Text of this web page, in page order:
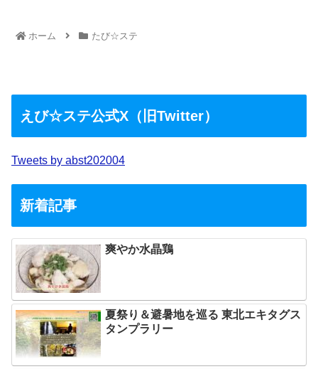
ホーム たび☆ステ
えび☆ステ公式X（旧Twitter）
Tweets by abst202004
新着記事
爽やか水晶鶏
夏祭り＆避暑地を巡る 東北エキタグス
タンプラリー